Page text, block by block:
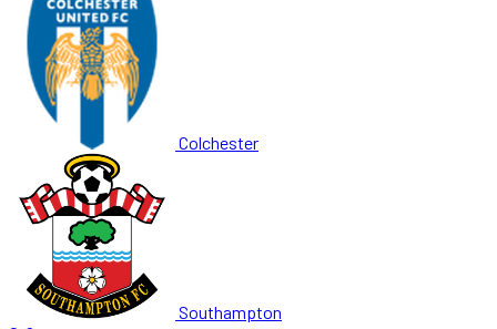
Colchester
Southampton